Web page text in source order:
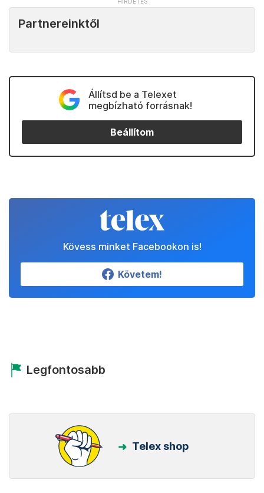
Partnereinktől
Állítsd be a Telexet
megbízható forrásnak!
Beállítom
Kövess minket Facebookon is!
Követem!
Legfontosabb
Telex shop